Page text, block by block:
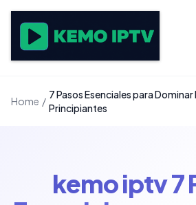
Home /
7 Pasos Esenciales para Dominar
Principiantes
kemo iptv 7